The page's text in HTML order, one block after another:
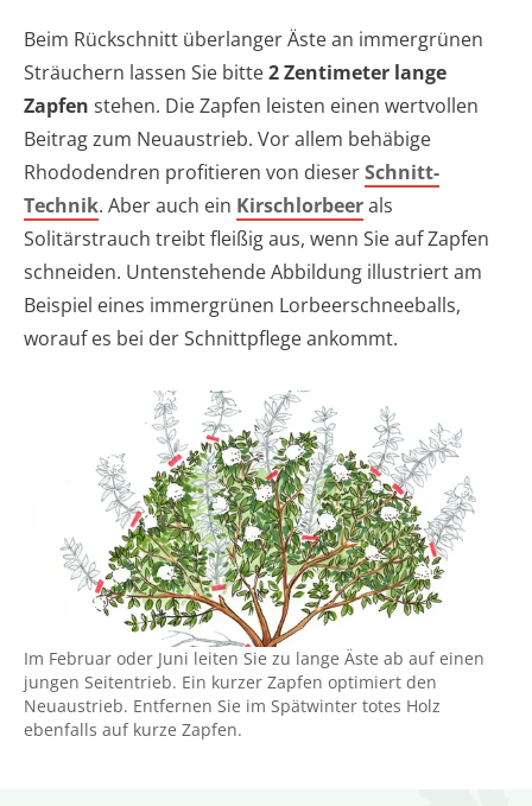
Beim Rückschnitt überlanger Äste an immergrünen
Sträuchern lassen Sie bitte2 Zentimeter lange
Zapfen stehen. Die Zapfen leisten einen wertvollen
Beitrag zum Neuaustrieb. Vor allem behäbige
Rhododendren profitieren von dieserSchnitt-
Technik. Aber auch ein Kirschlorbeerals
Solitärstrauch treibt fleißig aus, wenn Sie auf Zapfen
schneiden. Untenstehende Abbildung illustriert am
Beispiel eines immergrünen Lorbeerschneeballs,
worauf es bei der Schnittpflege ankommt.
Im Februar oder Juni leiten Sie zu lange Äste ab auf einen
jungen Seitentrieb. Ein kurzer Zapfen optimiert den
Neuaustrieb. Entfernen Sie im Spätwinter totes Holz
ebenfalls auf kurze Zapfen.